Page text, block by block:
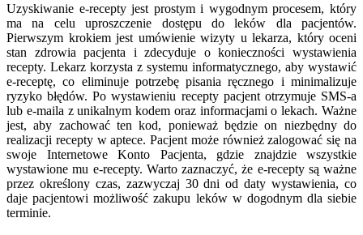
Uzyskiwanie e-recepty jest prostym i wygodnym procesem, który
ma na celu uproszczenie dostępu do leków dla pacjentów.
Pierwszym krokiem jest umówienie wizyty u lekarza, który oceni
stan zdrowia pacjenta i zdecyduje o konieczności wystawienia
recepty. Lekarz korzysta z systemu informatycznego, aby wystawić
e-receptę, co eliminuje potrzebę pisania ręcznego i minimalizuje
ryzyko błędów. Po wystawieniu recepty pacjent otrzymuje SMS-a
lub e-maila z unikalnym kodem oraz informacjami o lekach. Ważne
jest, aby zachować ten kod, ponieważ będzie on niezbędny do
realizacji recepty w aptece. Pacjent może również zalogować się na
swoje Internetowe Konto Pacjenta, gdzie znajdzie wszystkie
wystawione mu e-recepty. Warto zaznaczyć, że e-recepty są ważne
przez określony czas, zazwyczaj 30 dni od daty wystawienia, co
daje pacjentowi możliwość zakupu leków w dogodnym dla siebie
terminie.